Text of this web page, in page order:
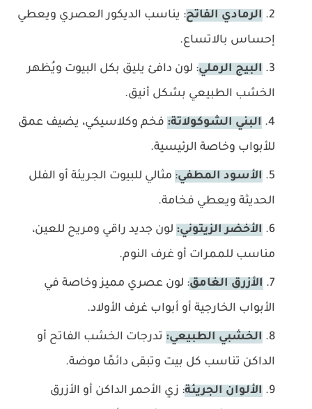
الرمادي الفاتح: يناسب الديكور العصري ويعطي
إحساس بالاتساع.
البيج الرملي: لون دافئ يليق بكل البيوت ويُظهر
الخشب الطبيعي بشكل أنيق.
البني الشوكولاتة: فخم وكلاسيكي، يضيف عمق
للأبواب وخاصة الرئيسية.
الأسود المطفي: مثالي للبيوت الجريئة أو الفلل
الحديثة ويعطي فخامة.
الأخضر الزيتوني: لون جديد راقي ومريح للعين،
مناسب للممرات أو غرف النوم.
الأزرق الغامق: لون عصري مميز وخاصة في
الأبواب الخارجية أو أبواب غرف الأولاد.
الخشبي الطبيعي: تدرجات الخشب الفاتح أو
الداكن تناسب كل بيت وتبقى دائمًا موضة.
الألوان الجريئة: زي الأحمر الداكن أو الأزرق